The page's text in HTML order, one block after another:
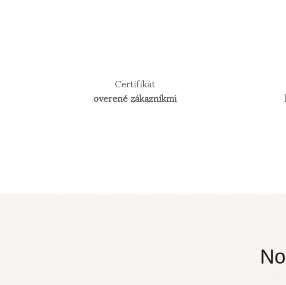
Certifikát
overené zákazníkmi